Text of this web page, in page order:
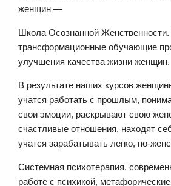
женщин —
Школа Осознанной
трансформационные обучающие
улучшения качества жизни женщин.
В результате наших курсов
учатся работать с прошлым,
свои эмоции, раскрывают свою
счастливые отношения, находят
учатся зарабатывать легко, по-
Системная психотерапия,
работе с психикой,